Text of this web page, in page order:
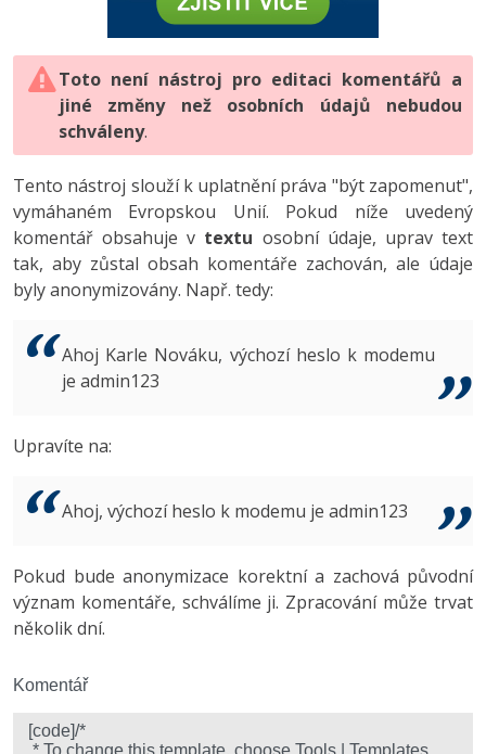
HTML5, CSS3, Bootstrap, SEO
SQL a databáze
Testování a verzování
UML a návrhové vzory
React
Spring
ASP.NET MVC
Best practices
PHP
JavaScript
Python
HTML / CSS
UML a návrhové vzory
MySQL/MariaDB
MS-SQL
Vývojář mobilních aplikací
C# Game developer
Tester
Systémový administrátor
3D grafik
Copywriter
WordPress specialista
-80%
JavaScript -80%
PHP -80%
Swift -80%
Kotlin -80%
VB.NET
Algoritmy -41%
Umělá inteligence (AI) -10%
Digitální gramotnost
Marketing
WordPress
SEO
UX
Business
Copywriting
Windows
Photoshop -80%
Adobe Illustrator -80%
Adobe Lightroom
Adobe XD
Adobe InDesign -25%
Adobe After Effects
Inkscape
Fórum
Toto není nástroj pro editaci komentářů a
jiné změny než osobních údajů nebudou
schváleny.
Tento nástroj slouží k uplatnění práva "být zapomenut",
vymáhaném Evropskou Unií. Pokud níže uvedený
komentář obsahuje v textu osobní údaje, uprav text
tak, aby zůstal obsah komentáře zachován, ale údaje
byly anonymizovány. Např. tedy:
Ahoj Karle Nováku, výchozí heslo k modemu
je admin123
Upravíte na:
Ahoj, výchozí heslo k modemu je admin123
Pokud bude anonymizace korektní a zachová původní
význam komentáře, schválíme ji. Zpracování může trvat
několik dní.
Komentář